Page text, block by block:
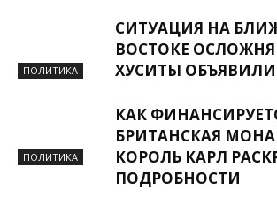
ПОЛИТИКА
СИТУАЦИЯ НА
ВОСТОКЕ
ХУСИТЫ
ПОЛИТИКА
КАК
БРИТАНСКАЯ
КОРОЛЬ КАРЛ
ПОДРОБНОСТИ